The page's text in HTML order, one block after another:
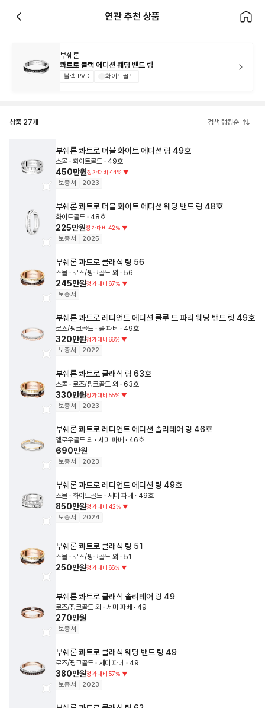
연관 추천 상품
부쉐론
콰트로 블랙 에디션 웨딩 밴드 링
블랙 PVD 화이트골드
상품 27개 검색 랭킹순
부쉐론콰트로 더블 화이트 에디션 링 49호
스몰 · 화이트골드 · 49호
450만원정가대비 44% ▼
보증서 2023
부쉐론콰트로 더블 화이트 에디션 웨딩 밴드 링 48호
화이트골드 · 48호
225만원정가대비 42% ▼
보증서 2025
부쉐론콰트로 클래식 링 56
스몰 · 로즈/핑크골드 외 · 56
245만원정가대비 67% ▼
보증서
부쉐론콰트로 레디언트 에디션 클루 드 파리 웨딩 밴드 링 49호
로즈/핑크골드 · 풀 파베 · 49호
320만원정가대비 66% ▼
보증서 2022
부쉐론콰트로 클래식 링 63호
스몰 · 로즈/핑크골드 외 · 63호
330만원정가대비 55% ▼
보증서 2023
부쉐론콰트로 레디언트 에디션 솔리테어 링 46호
옐로우골드 외 · 세미 파베 · 46호
690만원
보증서 2023
부쉐론콰트로 레디언트 에디션 링 49호
스몰 · 화이트골드 · 세미 파베 · 49호
850만원정가대비 42% ▼
보증서 2024
부쉐론콰트로 클래식 링 51
스몰 · 로즈/핑크골드 외 · 51
250만원정가대비 66% ▼
부쉐론콰트로 클래식 솔리테어 링 49
로즈/핑크골드 외 · 세미 파베 · 49
270만원
보증서
부쉐론콰트로 클래식 웨딩 밴드 링 49
로즈/핑크골드 · 세미 파베 · 49
380만원정가대비 57% ▼
보증서 2023